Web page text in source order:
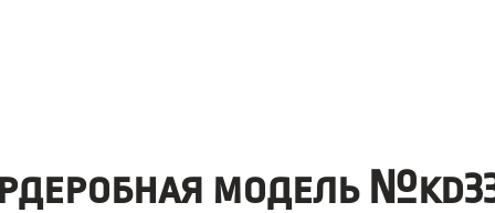
модель